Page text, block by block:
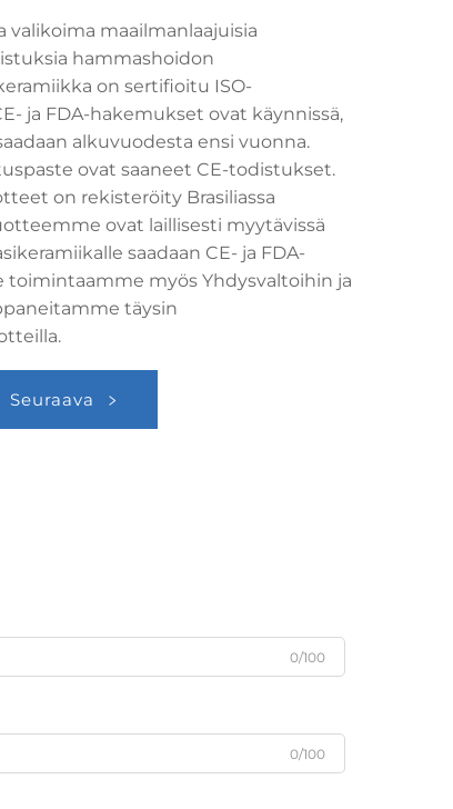
valikoima maailmanlaajuisia
hammashoidon
on sertifioitu ISO-
ja FDA-hakemukset ovat käynnissä,
alkuvuodesta ensi vuonna.
ovat saaneet CE-todistukset.
on rekisteröity Brasiliassa
ovat laillisesti myytävissä
saadaan CE- ja FDA-
myös Yhdysvaltoihin ja
täysin
Seuraava
0/100
0/100